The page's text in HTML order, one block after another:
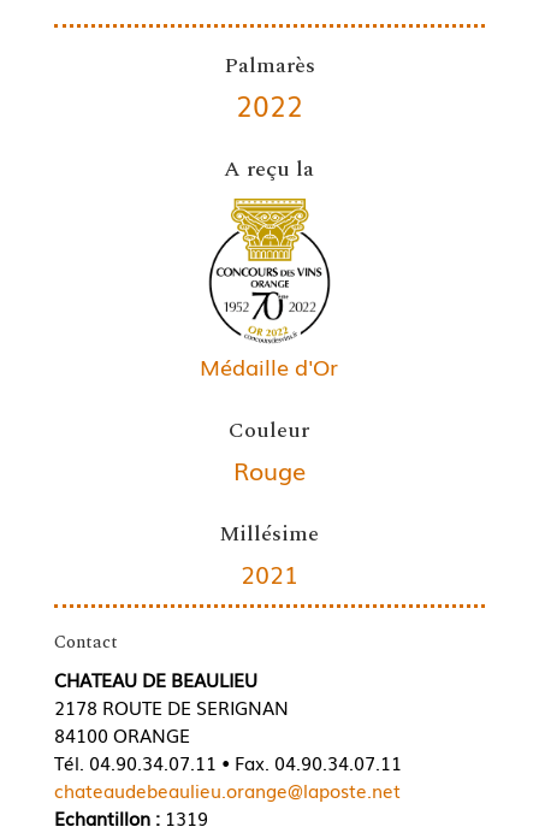
Palmarès
2022
A reçu la
Médaille d'Or
Couleur
Rouge
Millésime
2021
Contact
CHATEAU DE BEAULIEU
2178 ROUTE DE SERIGNAN
84100 ORANGE
Tél. 04.90.34.07.11 • Fax. 04.90.34.07.11
chateaudebeaulieu.orange@laposte.net
Echantillon :1319